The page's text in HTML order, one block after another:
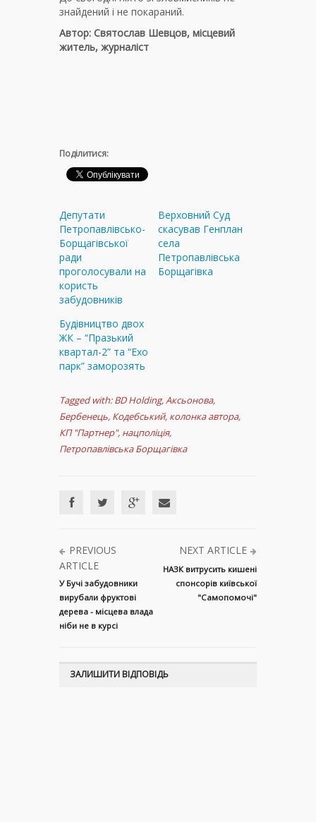
знайдений і не покараний.
Автор: Святослав Шевцов, місцевий
житель, журналіст
Поділитися:
Депутати
Петропавлівсько-
Борщагівської
ради
проголосували на
користь
забудовників
Верховний Суд
скасував Генплан
села
Петропавлівська
Борщагівка
Будівництво двох
ЖК – “Празький
квартал-2” та “Ехо
парк” заморозять
Tagged with: BD Holding,Аксьонова,
Бербенець, Кодебський, колонка автора,
КП "Партнер", нацполіція,
Петропавлівська Борщагівка
PREVIOUS
ARTICLE
У Бучі забудовники
вирубали фруктові
дерева - місцева влада
ніби не в курсі
NEXT ARTICLE
НАЗК витрусить кишені
спонсорів київської
"Самопомочі"
ЗАЛИШИТИ ВІДПОВІДЬ